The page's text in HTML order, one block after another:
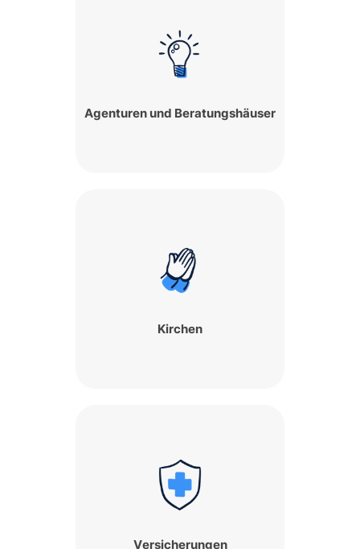
Agenturen und Beratungshäuser
Kirchen
Versicherungen